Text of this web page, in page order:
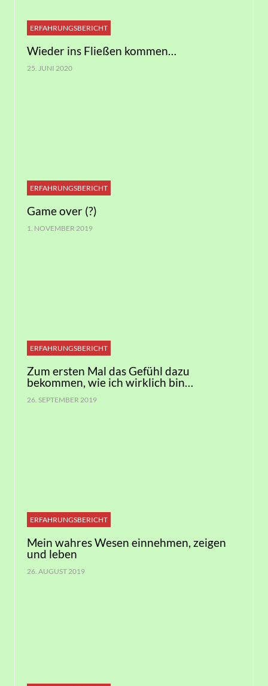
ERFAHRUNGSBERICHT
Wieder ins Fließen kommen…
25. JUNI 2020
ERFAHRUNGSBERICHT
Game over (?)
1. NOVEMBER 2019
ERFAHRUNGSBERICHT
Zum ersten Mal das Gefühl dazu
bekommen, wie ich wirklich bin…
26. SEPTEMBER 2019
ERFAHRUNGSBERICHT
Mein wahres Wesen einnehmen, zeigen
und leben
26. AUGUST 2019